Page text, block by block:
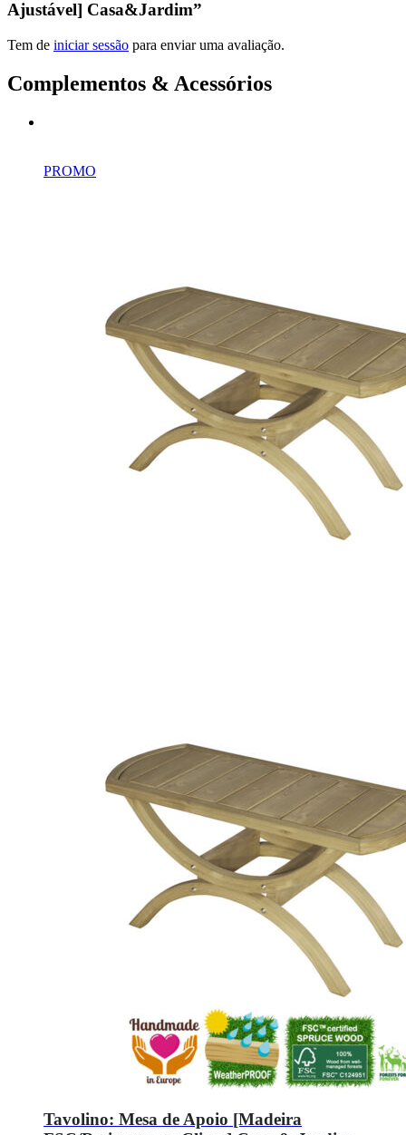
Ajustável] Casa&Jardim”
Tem de iniciar sessão para enviar uma avaliação.
Complementos & Acessórios
PROMO
Tavolino: Mesa de Apoio [Madeira